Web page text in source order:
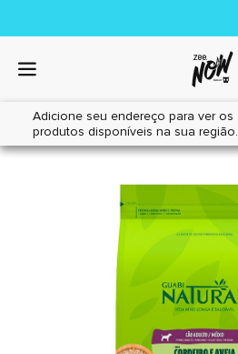
Adicione seu endereço para ver os
produtos disponíveis na sua região.
Home|Cães|Alimentos